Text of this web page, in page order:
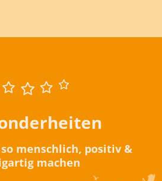
menschlich, positiv &
machen